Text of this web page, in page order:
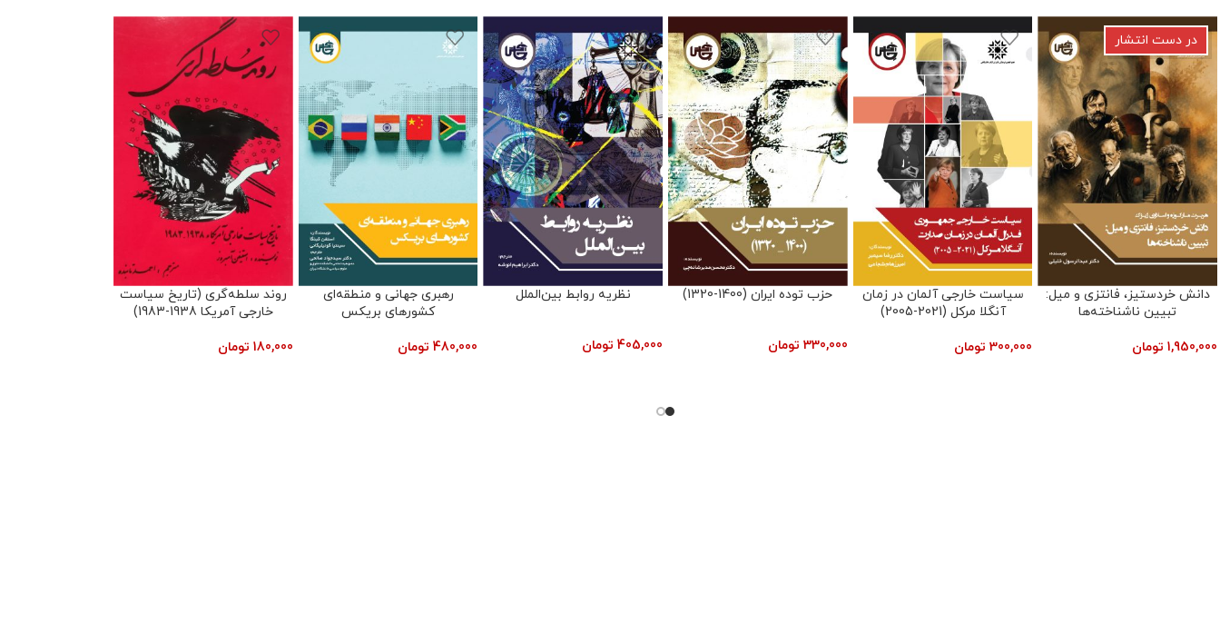
حزب توده ایران (1400-1320)
330,000 تومان
نظریه‌ روابط‌ بین‌الملل
405,000 تومان
رهبری جهانی و منطقه‌ای
480,000 تومان
روند سلطه‌گری (تاریخ سیاست
180,000 تومان
واقع‌گرایی نوکلاسیک، دولت و
سیاست خارجی
395,000 تومان
جایگاه ایران در سیاست خارجی
روسیه (2021-1578)
392,000 تومان